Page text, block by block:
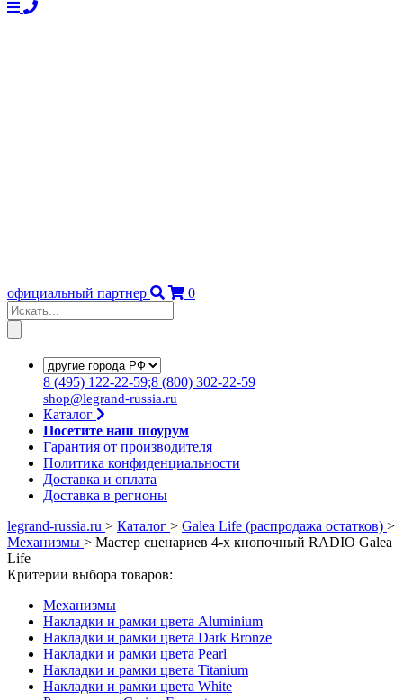
официальный партнер 0
8 (495) 122-22-59;8 (800) 302-22-59
shop@legrand-russia.ru
Каталог
Посетите наш шоурум
Гарантия от производителя
Политика конфиденциальности
Доставка и оплата
Доставка в регионы
legrand-russia.ru > Каталог > Galea Life (распродажа остатков) >
Механизмы > Мастер сценариев 4-х кнопочный RADIO Galea
Life
Критерии выбора товаров:
Механизмы
Накладки и рамки цвета Aluminium
Накладки и рамки цвета Dark Bronze
Накладки и рамки цвета Pearl
Накладки и рамки цвета Titanium
Накладки и рамки цвета White